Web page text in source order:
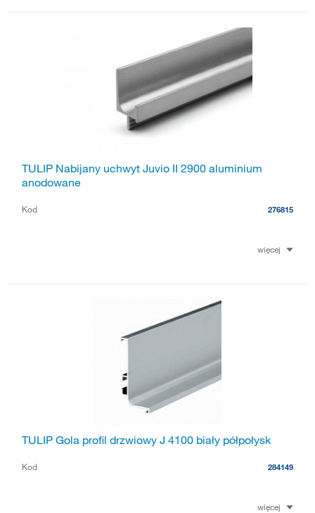
TULIP Nabijany uchwyt Juvio II 2900 aluminium
anodowane
Kod 276815
więcej
TULIP Gola profil drzwiowy J 4100 biały półpołysk
Kod 284149
więcej